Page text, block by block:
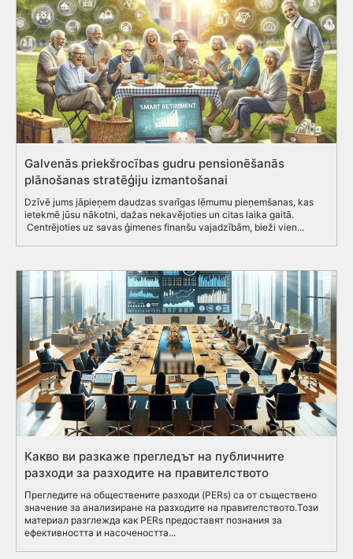
Galvenās priekšrocības gudru pensionēšanās
plānošanas stratēģiju izmantošanai
Dzīvē jums jāpieņem daudzas svarīgas lēmumu pieņemšanas, kas
ietekmē jūsu nākotni, dažas nekavējoties un citas laika gaitā.
Centrējoties uz savas ģimenes finanšu vajadzībām, bieži vien...
Какво ви разкаже прегледът на публичните
разходи за разходите на правителството
Прегледите на обществените разходи (PERs) са от съществено
значение за анализиране на разходите на правителството.Този
материал разглежда как PERs предоставят познания за
ефективността и насочеността...